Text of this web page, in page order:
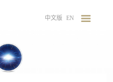
中文版 EN